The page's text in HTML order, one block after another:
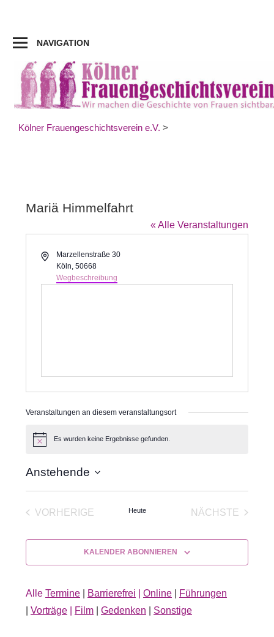
springen
NAVIGATION
Kölner Frauengeschichtsverein e.V. >
Mariä Himmelfahrt
« Alle Veranstaltungen
AdresseMarzellenstraße 30
Köln 50668
Wegbeschreibung
Veranstaltungen an diesem veranstaltungsort
HinweisEs wurden keine Ergebnisse gefunden.
Anstehende
Datum
VORHERIGE
Heute
NÄCHSTE
KALENDER ABONNIEREN
Alle Termine Barrierefrei Online
Führungen
Vorträge Film Gedenken Sonstige